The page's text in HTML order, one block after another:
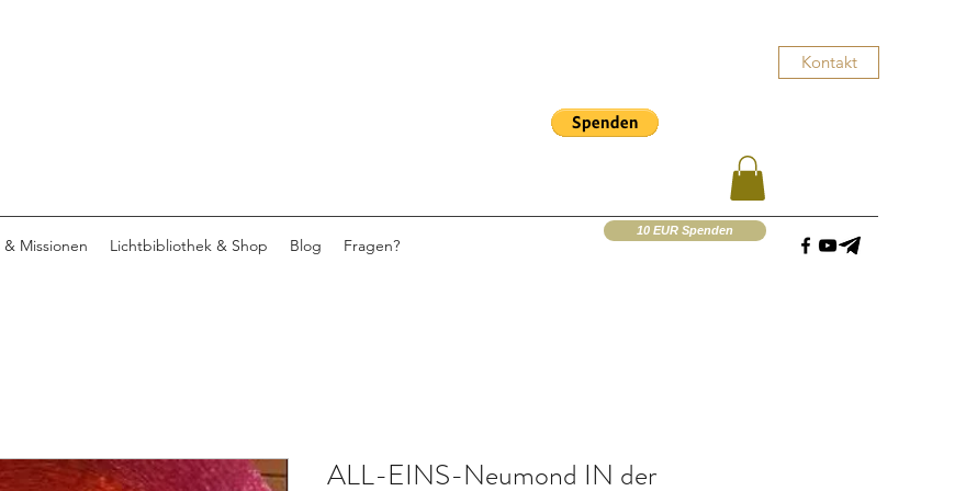
Kontakt
& Missionen Lichtbibliothek & Shop Blog Fragen?
ALL-EINS-Neumond IN der
10 EUR Spenden